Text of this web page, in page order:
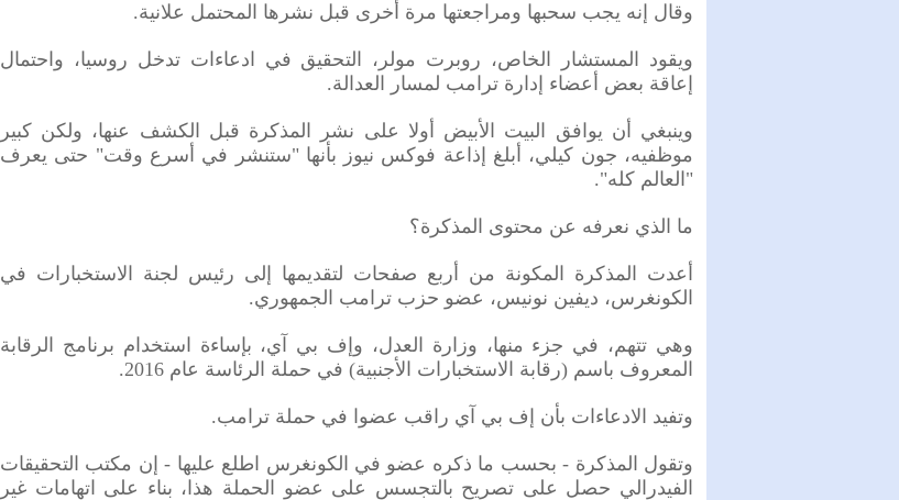
وقال إنه يجب سحبها ومراجعتها مرة أخرى قبل نشرها المحتمل علانية.
ويقود المستشار الخاص، روبرت مولر، التحقيق في ادعاءات تدخل روسيا، واحتمال
إعاقة بعض أعضاء إدارة ترامب لمسار العدالة.
وينبغي أن يوافق البيت الأبيض أولا على نشر المذكرة قبل الكشف عنها، ولكن كبير
موظفيه، جون كيلي، أبلغ إذاعة فوكس نيوز بأنها "ستنشر في أسرع وقت" حتى يعرف
"العالم كله".
ما الذي نعرفه عن محتوى المذكرة؟
أعدت المذكرة المكونة من أربع صفحات لتقديمها إلى رئيس لجنة الاستخبارات في
الكونغرس، ديفين نونيس، عضو حزب ترامب الجمهوري.
وهي تتهم، في جزء منها، وزارة العدل، وإف بي آي، بإساءة استخدام برنامج الرقابة
المعروف باسم (رقابة الاستخبارات الأجنبية) في حملة الرئاسة عام 2016.
وتفيد الادعاءات بأن إف بي آي راقب عضوا في حملة ترامب.
وتقول المذكرة - بحسب ما ذكره عضو في الكونغرس اطلع عليها - إن مكتب التحقيقات
الفيدرالي حصل على تصريح بالتجسس على عضو الحملة هذا، بناء على اتهامات غير